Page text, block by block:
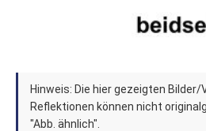
Zum
Anfang
der
Hinweis: Die hier gezeigten
Reflektionen können nicht
"Abb. ähnlich".